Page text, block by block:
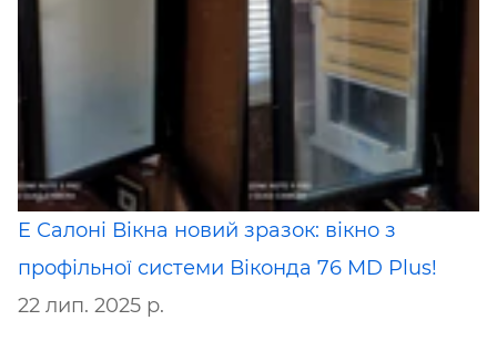
E Салоні Вiкна новий зразок: вікно з
профільної системи Віконда 76 MD Plus!
22 лип. 2025 р.